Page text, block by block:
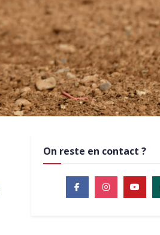
On reste en contact ?